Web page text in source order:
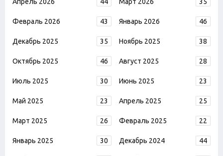
Апрель 2026 44 Март 2026 35
Февраль 2026 43 Январь 2026 46
Декабрь 2025 35 Ноябрь 2025 38
Октябрь 2025 46 Август 2025 28
Июль 2025 30 Июнь 2025 23
Май 2025 23 Апрель 2025 25
Март 2025 26 Февраль 2025 22
Январь 2025 30 Декабрь 2024 44